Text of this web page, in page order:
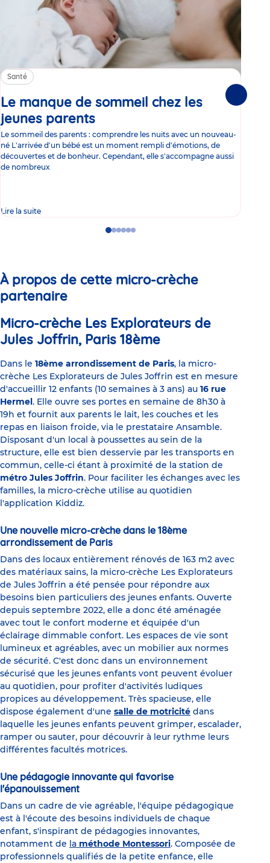
Santé
Le manque de sommeil chez les
jeunes parents
Le sommeil des parents : comprendre les nuits avec un nouveau-
né L'arrivée d'un bébé est un moment rempli d'émotions, de
découvertes et de bonheur. Cependant, elle s'accompagne aussi
de nombreux
Lire la suite
GoGoGoGo
GoGo
À propos de cette micro-crèche
partenaire
Micro-crèche Les Explorateurs de
Jules Joffrin, Paris 18ème
Dans le 18ème arrondissement de Paris, la micro-
crèche Les Explorateurs de Jules Joffrin est en mesure
d'accueillir 12 enfants (10 semaines à 3 ans) au 16 rue
Hermel . Elle ouvre ses portes en semaine de 8h30 à
19h et fournit aux parents le lait, les couches et les
repas en liaison froide, via le prestataire Ansamble.
Disposant d'un local à poussettes au sein de la
structure, elle est bien desservie par les transports en
commun, celle-ci étant à proximité de la station de
métro Jules Joffrin. Pour faciliter les échanges avec les
familles, la micro-crèche utilise au quotidien
l'application Kiddiz.
Une nouvelle micro-crèche dans le 18ème
arrondissement de Paris
Dans des locaux entièrement rénovés de 163 m2 avec
des matériaux sains, la micro-crèche Les Explorateurs
de Jules Joffrin a été pensée pour répondre aux
besoins bien particuliers des jeunes enfants. Ouverte
depuis septembre 2022, elle a donc été aménagée
avec tout le confort moderne et équipée d'un
éclairage dimmable confort. Les espaces de vie sont
lumineux et agréables, avec un mobilier aux normes
de sécurité. C'est donc dans un environnement
sécurisé que les jeunes enfants vont peuvent évoluer
au quotidien, pour profiter d'activités ludiques
propices au développement. Très spacieuse, elle
dispose également d'une salle de motricité dans
laquelle les jeunes enfants peuvent grimper, escalader,
ramper ou sauter, pour découvrir à leur rythme leurs
différentes facultés motrices.
Une pédagogie innovante qui favorise
l'épanouissement
Dans un cadre de vie agréable, l'équipe pédagogique
est à l'écoute des besoins individuels de chaque
enfant, s'inspirant de pédagogies innovantes,
notamment de la méthode Montessori. Composée de
professionnels qualifiés de la petite enfance, elle